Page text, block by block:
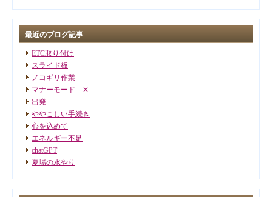
最近のブログ記事
ETC取り付け
スライド板
ノコギリ作業
マナーモード ✕
出発
ややこしい手続き
心を込めて
エネルギー不足
chatGPT
夏場の水やり